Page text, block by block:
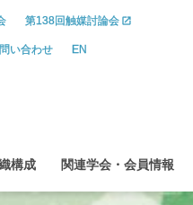
第138回触媒討論会
い合わせ EN
構成 関連学会 ・ 会員情報